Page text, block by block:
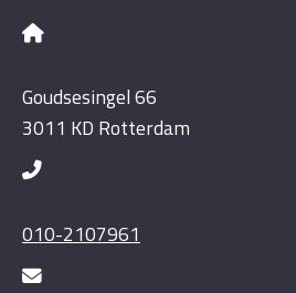
Goudsesingel 66
3011 KD Rotterdam
010-2107961